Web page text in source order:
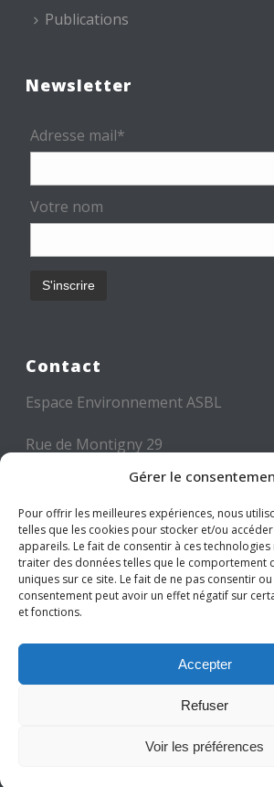
Gérer le
Pour offrir les meilleures expériences, nous
telles que les cookies pour stocker et/ou
appareils. Le fait de consentir à ces
traiter des données telles que le comportement
uniques sur ce site. Le fait de ne pas consentir
consentement peut avoir un effet négatif sur
et fonctions.
Accepter
Refuser
Voir les préférences
Publications
Newsletter
Adresse mail*
Votre nom
Contact
Espace Environnement ASBL
Rue de Montigny 29
6000 CHARLEROI
Tél: +32 71 300 300
Mail: info@espace-
TVA BE 0416.116.340